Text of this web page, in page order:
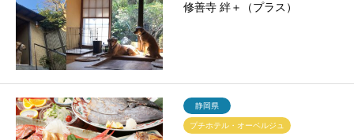
修善寺 絆＋（プラス）
静岡県
プチホテル・オーベルジュ